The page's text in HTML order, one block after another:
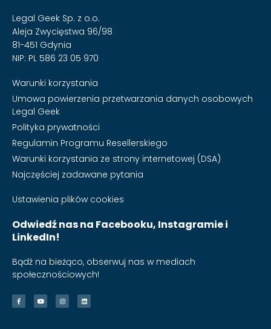
Legal Geek Sp. z o.o.
Aleja Zwycięstwa 96/98
81-451 Gdynia
NIP: PL 586 23 05 970
Warunki korzystania
Umowa powierzenia przetwarzania danych osobowych
Legal Geek
Polityka prywatności
Regulamin Programu Resellerskiego
Warunki korzystania ze strony internetowej (DSA)
Najczęściej zadawane pytania
Ustawienia plików cookies
Odwiedź nas na Facebooku, Instagramie i
LinkedIn!
Bądź na bieżąco, obserwuj nas w mediach
społecznościowych!